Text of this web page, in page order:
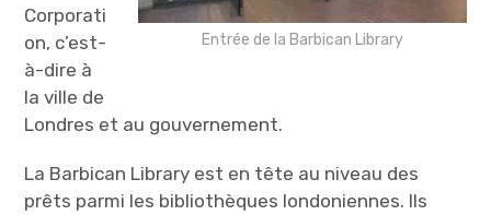
Entrée de la Barbican Library
Corporati
on, c’est-
à-dire à
la ville de
Londres et au gouvernement.
La Barbican Library est en tête au niveau des
prêts parmi les bibliothèques londoniennes. Ils